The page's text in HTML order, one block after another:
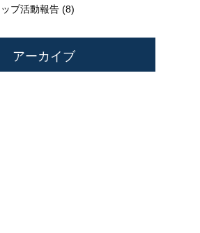
プ活動報告 (8)
アーカイブ